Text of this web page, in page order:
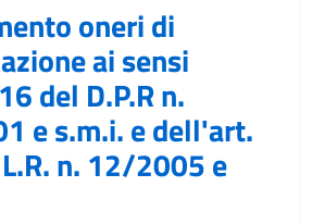
oneri di
ai sensi
del D.P.R n.
e s.m.i. e dell'art.
n. 12/2005 e